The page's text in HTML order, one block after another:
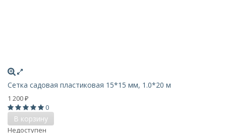
Сетка садовая пластиковая 15*15 мм, 1.0*20 м
1 200 ₽
0
В корзину
Недоступен